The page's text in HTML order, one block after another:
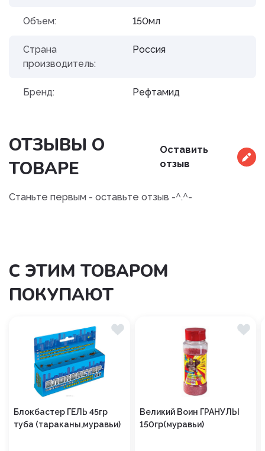
Объем: 150мл
Страна
производитель:
Россия
Бренд: Рефтамид
ОТЗЫВЫ О
ТОВАРЕ
Оставить
отзыв
Станьте первым - оставьте отзыв -^.^-
С ЭТИМ ТОВАРОМ
ПОКУПАЮТ
Блокбастер ГЕЛЬ 45гр
туба (тараканы,муравьи)
Великий Воин ГРАНУЛЫ
150гр(муравьи)